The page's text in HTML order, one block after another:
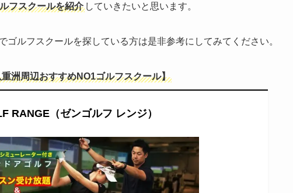
フスクールを紹介 していきたいと思います。
ゴルフスクールを探している方は是非参考にしてみてください。
洲周辺おすすめNO1ゴルフスクール】
RANGE（ゼンゴルフ レンジ）